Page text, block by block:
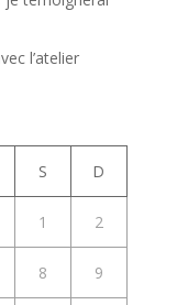
l’atelier
S D
1 2
8 9